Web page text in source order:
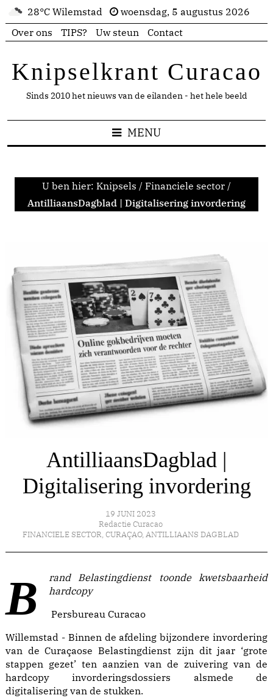
28°C Wilemstad
woensdag, 5 augustus 2026
Over ons
TIPS? Uw steun Contact
Knipselkrant Curacao
Sinds 2010 het nieuws van de eilanden - het hele beeld
MENU
U ben hier: Knipsels / Financiele sector /
AntilliaansDagblad | Digitalisering invordering
AntilliaansDagblad |
Digitalisering invordering
19 JUNI 2023
Redactie Curacao
FINANCIELE SECTOR, CURAÇAO, ANTILLIAANS DAGBLAD
Brand Belastingdienst toonde kwetsbaarheid
hardcopy
Persbureau Curacao
Willemstad - Binnen de afdeling bijzondere invordering
van de Curaçaose Belastingdienst zijn dit jaar ‘grote
stappen gezet’ ten aanzien van de zuivering van de
hardcopy invorderingsdossiers alsmede de
digitalisering van de stukken.